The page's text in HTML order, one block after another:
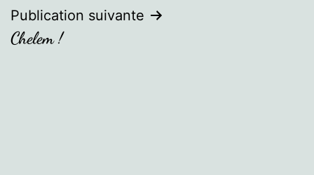
l’article
Publication suivante
Chelem !